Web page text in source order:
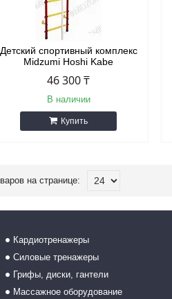
Детский спортивный комплекс
Midzumi Hoshi Kabe
46 300 ₸
В наличии
Купить
Кардиотренажеры
Силовые тренажеры
Грифы, диски, гантели
Массажное оборудование